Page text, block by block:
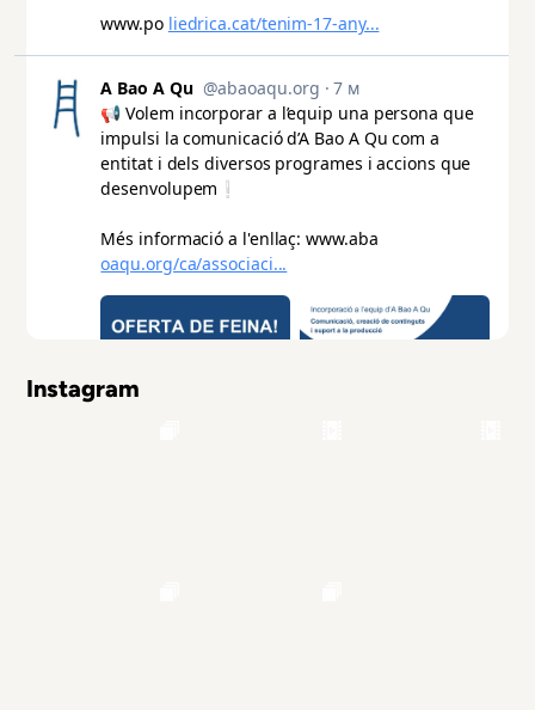
Instagram